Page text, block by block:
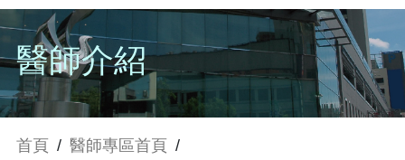
醫師介紹
首頁 / 醫師專區首頁 /